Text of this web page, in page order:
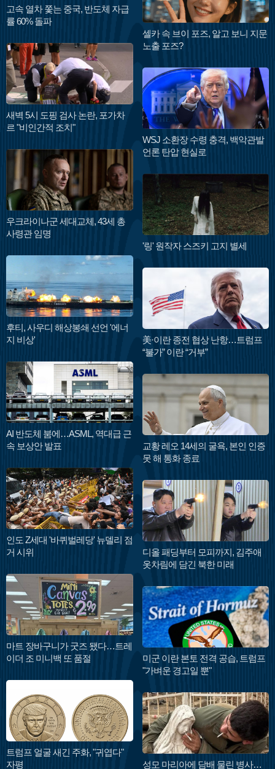
고속 열차 쫓는 중국, 반도체 자급
률 60% 돌파
새벽 5시 도핑 검사 논란, 포가차
르 "비인간적 조치"
우크라이나군 세대교체, 43세 총
사령관 임명
후티, 사우디 해상봉쇄 선언 '에너
지 비상'
AI 반도체 붐에…ASML, 역대급 근
속 보상안 발표
인도 Z세대 '바퀴벌레당' 뉴델리 점
거 시위
마트 장바구니가 굿즈 됐다…트레
이더 조 미니백 또 품절
트럼프 얼굴 새긴 주화, "귀엽다"
자평
셀카 속 브이 포즈, 알고 보니 지문
노출 포즈?
WSJ 소환장 수령 충격, 백악관발
언론 탄압 현실로
'링' 원작자 스즈키 고지 별세
美·이란 종전 협상 난항…트럼프
“불가” 이란 “거부”
교황 레오 14세의 굴욕, 본인 인증
못 해 통화 종료
디올 패딩부터 모피까지, 김주애
옷차림에 담긴 북한 미래
미군 이란 본토 전격 공습, 트럼프
"가벼운 경고일 뿐"
성모 마리아에 담배 물린 병사…